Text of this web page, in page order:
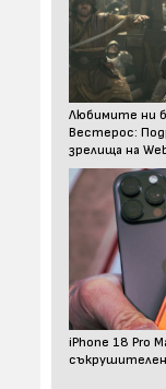
Любимите ни
Вестерос:
зрелища на
iPhone 18 Pro